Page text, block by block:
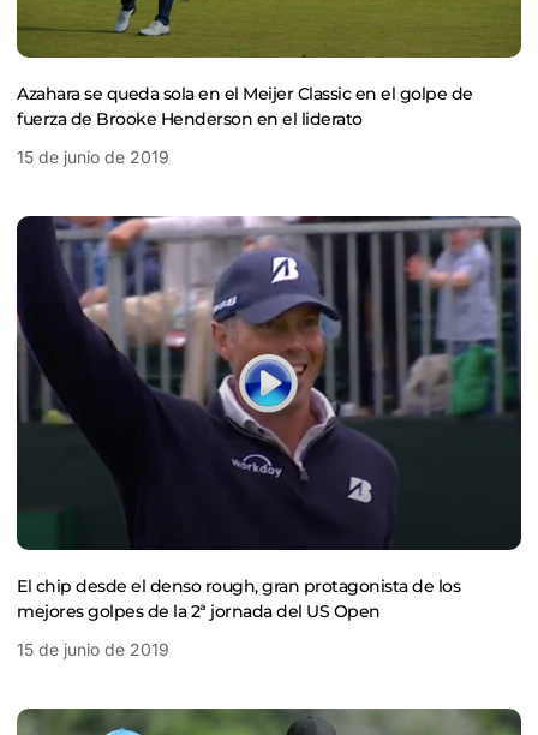
Azahara se queda sola en el Meijer Classic en el golpe de
fuerza de Brooke Henderson en el liderato
15 de junio de 2019
El chip desde el denso rough, gran protagonista de los
mejores golpes de la 2ª jornada del US Open
15 de junio de 2019